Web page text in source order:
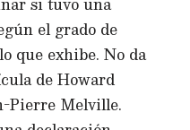
el grado de
que exhibe. No da
de Howard
Pierre Melville.